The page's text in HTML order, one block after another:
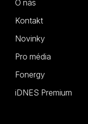
O nás
Kontakt
Novinky
Pro média
Fonergy
iDNES Premium